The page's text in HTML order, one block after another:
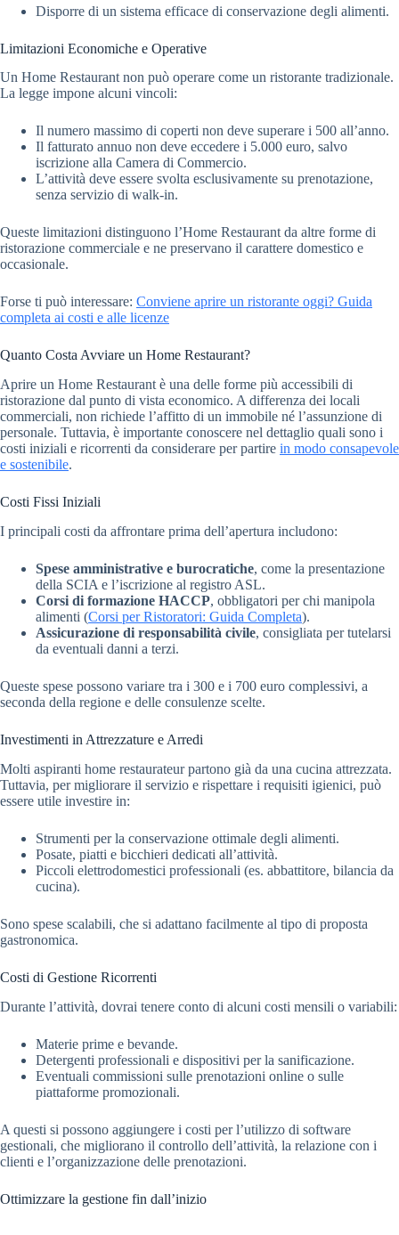
Disporre di un sistema efficace di conservazione degli alimenti.
Limitazioni Economiche e Operative
Un Home Restaurant non può operare come un ristorante tradizionale.
La legge impone alcuni vincoli:
Il numero massimo di coperti non deve superare i 500 all’anno.
Il fatturato annuo non deve eccedere i 5.000 euro, salvo
iscrizione alla Camera di Commercio.
L’attività deve essere svolta esclusivamente su prenotazione,
senza servizio di walk-in.
Queste limitazioni distinguono l’Home Restaurant da altre forme di
ristorazione commerciale e ne preservano il carattere domestico e
occasionale.
Forse ti può interessare: Conviene aprire un ristorante oggi? Guida
completa ai costi e alle licenze
Quanto Costa Avviare un Home Restaurant?
Aprire un Home Restaurant è una delle forme più accessibili di
ristorazione dal punto di vista economico. A differenza dei locali
commerciali, non richiede l’affitto di un immobile né l’assunzione di
personale. Tuttavia, è importante conoscere nel dettaglio quali sono i
costi iniziali e ricorrenti da considerare per partire in modo consapevole
e sostenibile.
Costi Fissi Iniziali
I principali costi da affrontare prima dell’apertura includono:
Spese amministrative e burocratiche, come la presentazione
della SCIA e l’iscrizione al registro ASL.
Corsi di formazione HACCP, obbligatori per chi manipola
alimenti (Corsi per Ristoratori: Guida Completa).
Assicurazione di responsabilità civile, consigliata per tutelarsi
da eventuali danni a terzi.
Queste spese possono variare tra i 300 e i 700 euro complessivi, a
seconda della regione e delle consulenze scelte.
Investimenti in Attrezzature e Arredi
Molti aspiranti home restaurateur partono già da una cucina attrezzata.
Tuttavia, per migliorare il servizio e rispettare i requisiti igienici, può
essere utile investire in:
Strumenti per la conservazione ottimale degli alimenti.
Posate, piatti e bicchieri dedicati all’attività.
Piccoli elettrodomestici professionali (es. abbattitore, bilancia da
cucina).
Sono spese scalabili, che si adattano facilmente al tipo di proposta
gastronomica.
Costi di Gestione Ricorrenti
Durante l’attività, dovrai tenere conto di alcuni costi mensili o variabili:
Materie prime e bevande.
Detergenti professionali e dispositivi per la sanificazione.
Eventuali commissioni sulle prenotazioni online o sulle
piattaforme promozionali.
A questi si possono aggiungere i costi per l’utilizzo di software
gestionali, che migliorano il controllo dell’attività, la relazione con i
clienti e l’organizzazione delle prenotazioni.
Ottimizzare la gestione fin dall’inizio